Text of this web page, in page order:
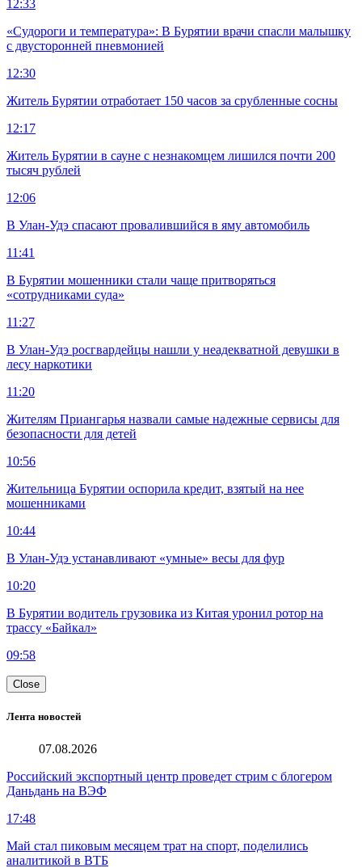
12:33
«Судороги и температура»: В Бурятии врачи спасли малышку
с двусторонней пневмонией
12:30
Житель Бурятии отработает 150 часов за срубленные сосны
12:17
Житель Бурятии в сауне с незнакомцем лишился почти 200
тысяч рублей
12:06
В Улан-Удэ спасают провалившийся в яму автомобиль
11:41
В Бурятии мошенники стали чаще притворяться
«сотрудниками суда»
11:27
В Улан-Удэ росгвардейцы нашли у неадекватной девушки в
лесу наркотики
11:20
Жителям Приангарья назвали самые надежные сервисы для
безопасности для детей
10:56
Жительница Бурятии оспорила кредит, взятый на нее
мошенниками
10:44
В Улан-Удэ устанавливают «умные» весы для фур
10:20
В Бурятии водитель грузовика из Китая уронил ротор на
трассу «Байкал»
09:58
Close
Лента новостей
07.08.2026
Российский экспортный центр проведет стрим с блогером
Даньдань на ВЭФ
17:48
Май стал пиковым месяцем трат на спорт, поделились
аналитикой в ВТБ